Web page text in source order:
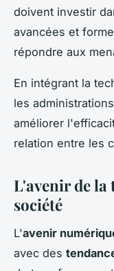
doivent investir
avancées et
répondre aux
En intégrant la
les
améliorer
relation entre les
L'avenir de la
société
L'avenir
avec des